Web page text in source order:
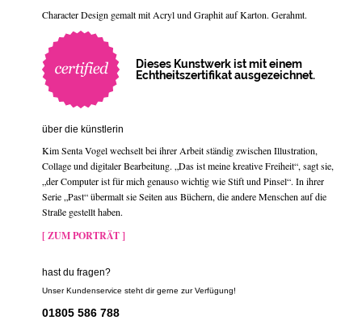
Character Design gemalt mit Acryl und Graphit auf Karton. Gerahmt.
Dieses Kunstwerk ist mit einem
Echtheitszertifikat ausgezeichnet.
über die künstlerin
Kim Senta Vogel wechselt bei ihrer Arbeit ständig zwischen Illustration,
Collage und digitaler Bearbeitung. „Das ist meine kreative Freiheit“, sagt sie,
„der Computer ist für mich genauso wichtig wie Stift und Pinsel“. In ihrer
Serie „Past“ übermalt sie Seiten aus Büchern, die andere Menschen auf die
Straße gestellt haben.
[ ZUM PORTRÄT ]
hast du fragen?
Unser Kundenservice steht dir gerne zur Verfügung!
01805 586 788